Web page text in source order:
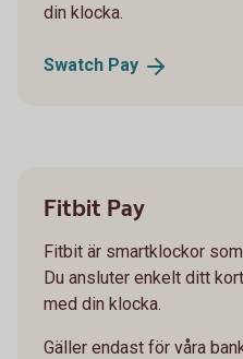
din klocka.
Swatch Pay
Fitbit Pay
Fitbit är smartklockor
Du ansluter enkelt ditt
med din klocka.
Gäller endast för våra